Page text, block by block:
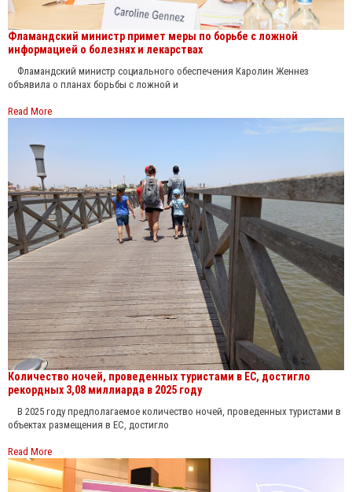
Фламандский министр примет меры по борьбе с ложной
информацией о болезнях и лекарствах
Фламандский министр социального обеспечения Каролин Женнез
объявила о планах борьбы с ложной и
Read More
Количество ночей, проведенных туристами в ЕС, достигло
рекордных 3,08 миллиарда в 2025 году
В 2025 году предполагаемое количество ночей, проведенных туристами в
объектах размещения в ЕС, достигло
Read More